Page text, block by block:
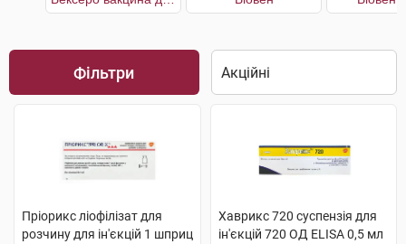
Фільтри
Пріорикс ліофілізат для
розчину для ін'єкцій 1 шприц
Хаврикс 720 суспензія для
ін'єкцій 720 ОД ELISA 0,5 мл